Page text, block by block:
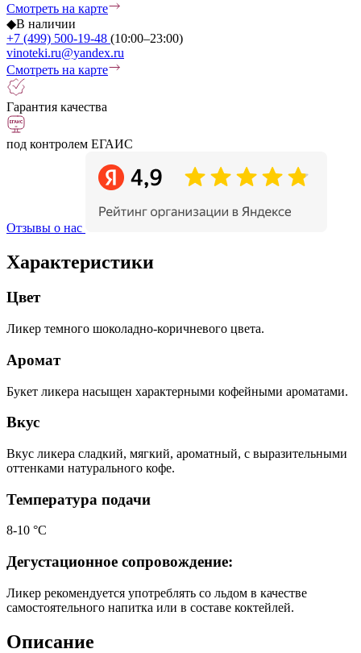
Смотреть на карте
◆В наличии
+7 (499) 500-19-48 (10:00–23:00)
vinoteki.ru@yandex.ru
Смотреть на карте
Гарантия качества
под контролем ЕГАИС
Отзывы о нас
Характеристики
Цвет
Ликер темного шоколадно-коричневого цвета.
Аромат
Букет ликера насыщен характерными кофейными ароматами.
Вкус
Вкус ликера сладкий, мягкий, ароматный, с выразительными
оттенками натурального кофе.
Температура подачи
8-10 °С
Дегустационное сопровождение:
Ликер рекомендуется употреблять со льдом в качестве
самостоятельного напитка или в составе коктейлей.
Описание